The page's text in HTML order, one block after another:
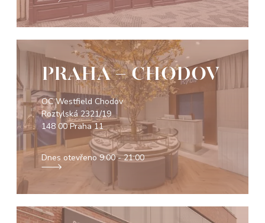
PRAHA - CHODOV
OC Westfield Chodov
Roztylská 2321/19
148 00 Praha 11
Dnes otevřeno9:00 - 21:00